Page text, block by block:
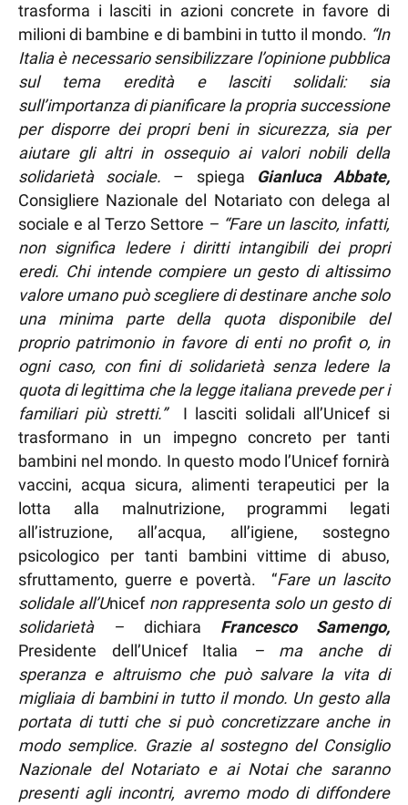
trasforma i lasciti in azioni concrete in favore di
milioni di bambine e di bambini in tutto il mondo. “In
Italia è necessario sensibilizzare l’opinione pubblica
sul tema eredità e lasciti solidali: sia
sull’importanza di pianificare la propria successione
per disporre dei propri beni in sicurezza, sia per
aiutare gli altri in ossequio ai valori nobili della
solidarietà sociale. – spiega
Gianluca Abbate,
Consigliere Nazionale del Notariato con delega al
sociale e al Terzo Settore – “Fare un lascito, infatti,
non significa ledere i diritti intangibili dei propri
eredi. Chi intende compiere un gesto di altissimo
valore umano può scegliere di destinare anche solo
una minima parte della quota disponibile del
proprio patrimonio in favore di enti no profit o, in
ogni caso, con fini di solidarietà senza ledere la
quota di legittima che la legge italiana prevede per i
familiari più stretti.” I lasciti solidali all’Unicef si
trasformano in un impegno concreto per tanti
bambini nel mondo. In questo modo l’Unicef fornirà
vaccini, acqua sicura, alimenti terapeutici per la
lotta alla malnutrizione, programmi legati
all’istruzione, all’acqua, all’igiene, sostegno
psicologico per tanti bambini vittime di abuso,
sfruttamento, guerre e povertà. “Fare un lascito
solidale all’Unicefnon rappresenta solo un gesto di
solidarietà – dichiara Francesco
Samengo,
Presidente dell’Unicef Italia – ma anche di
speranza e altruismo che può salvare la vita di
migliaia di bambini in tutto il mondo. Un gesto alla
portata di tutti che si può concretizzare anche in
modo semplice. Grazie al sostegno del Consiglio
Nazionale del Notariato e ai Notai che saranno
presenti agli incontri, avremo modo di diffondere